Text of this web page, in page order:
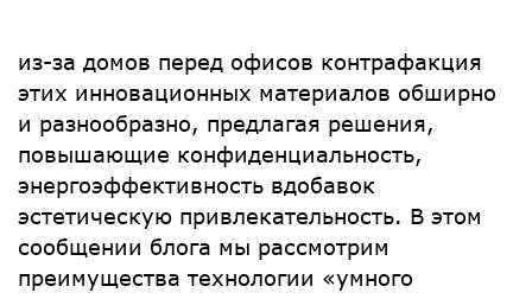
из-за домов перед офисов контрафакция
этих инновационных материалов обширно
и разнообразно, предлагая решения,
повышающие конфиденциальность,
энергоэффективность вдобавок
эстетическую привлекательность. В этом
сообщении блога мы рассмотрим
преимущества технологии «умного